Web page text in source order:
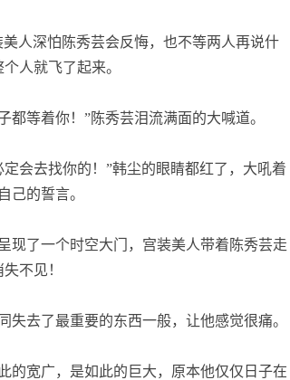
人深怕陈秀芸会反悔，也不等两人再说什
人就飞了起来。
等着你！”陈秀芸泪流满面的大喊道。
会去找你的！”韩尘的眼睛都红了，大吼着
己的誓言。
了一个时空大门，宫装美人带着陈秀芸走
不见！
去了最重要的东西一般，让他感觉很痛。
宽广，是如此的巨大，原本他仅仅日子在